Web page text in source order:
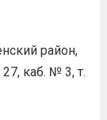
район,
каб. № 3, т.